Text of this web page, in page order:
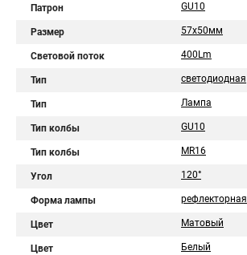
Патрон GU10
Размер 57х50мм
Световой поток 400Lm
Тип светодиодная
Тип Лампа
Тип колбы GU10
Тип колбы MR16
Угол 120°
Форма лампы рефлекторная
Цвет Матовый
Цвет Белый